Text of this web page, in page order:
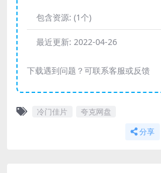
包含资源: (1个)
最近更新: 2022-04-26
下载遇到问题？可联系客服或反馈
冷门佳片 夸克网盘
分享